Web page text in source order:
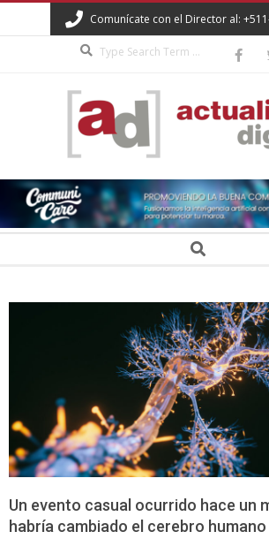
to
Comunícate con el Director al:
ACTUALIDAD
DIGITAL Search
Un evento casual ocurrido hace un
habría cambiado el cerebro